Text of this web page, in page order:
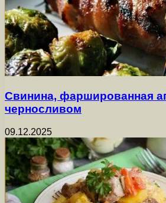
Свинина, фаршированная
черносливом
09.12.2025